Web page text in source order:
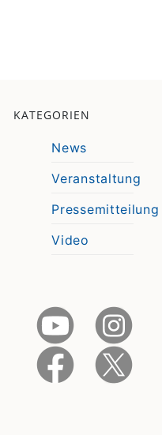
KATEGORIEN
News
Veranstaltung
Pressemitteilung
Video